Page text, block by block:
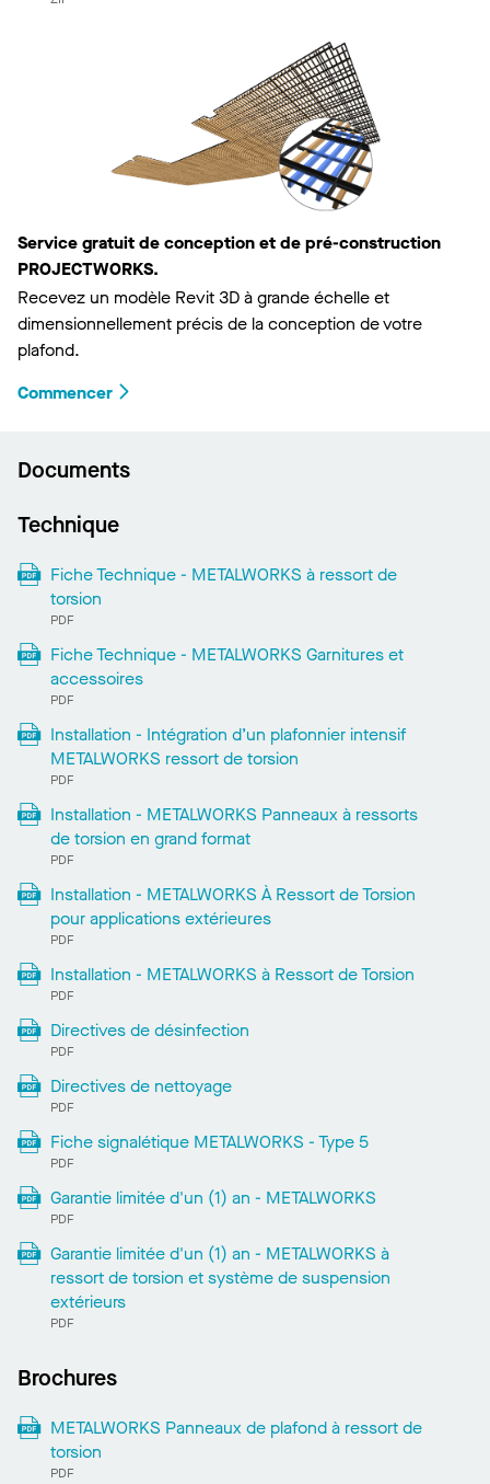
Service gratuit de conception et de pré-construction
PROJECTWORKS.
Recevez un modèle Revit 3D à grande échelle et
dimensionnellement précis de la conception de votre
plafond.
Commencer
Documents
Technique
Fiche Technique - METALWORKS à ressort de
torsion
PDF
Fiche Technique - METALWORKS Garnitures et
accessoires
PDF
Installation - Intégration d’un plafonnier intensif
METALWORKS ressort de torsion
PDF
Installation - METALWORKS Panneaux à ressorts
de torsion en grand format
PDF
Installation - METALWORKS À Ressort de Torsion
pour applications extérieures
PDF
Installation - METALWORKS à Ressort de Torsion
PDF
Directives de désinfection
PDF
Directives de nettoyage
PDF
Fiche signalétique METALWORKS - Type 5
PDF
Garantie limitée d'un (1) an - METALWORKS
PDF
Garantie limitée d'un (1) an - METALWORKS à
ressort de torsion et système de suspension
extérieurs
PDF
Brochures
METALWORKS Panneaux de plafond à ressort de
torsion
PDF